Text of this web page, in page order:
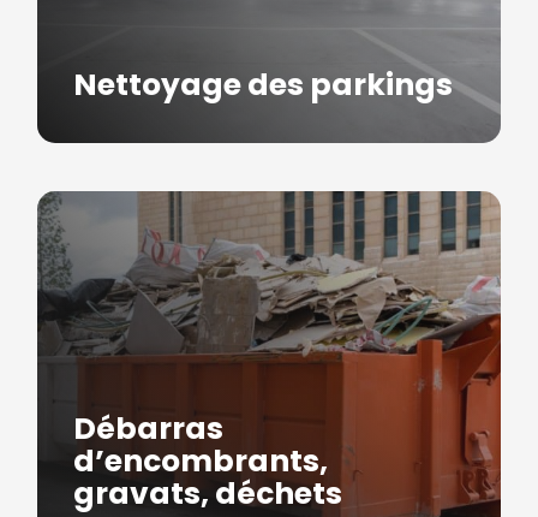
Nettoyage des parkings
Débarras
d’encombrants,
gravats, déchets